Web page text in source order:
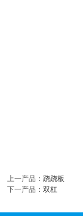
上一产品 ： 跷跷板
下一产品 ： 双杠